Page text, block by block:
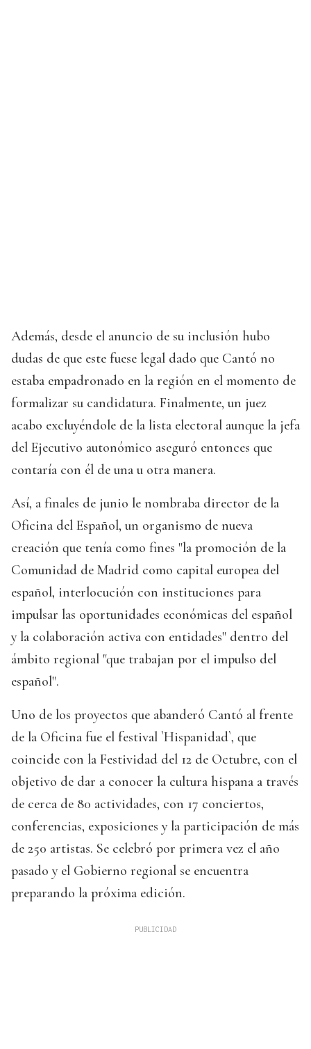
Además, desde el anuncio de su inclusión hubo
dudas de que este fuese legal dado que Cantó no
estaba empadronado en la región en el momento de
formalizar su candidatura. Finalmente, un juez
acabo excluyéndole de la lista electoral aunque la jefa
del Ejecutivo autonómico aseguró entonces que
contaría con él de una u otra manera.
Así, a finales de junio le nombraba director de la
Oficina del Español, un organismo de nueva
creación que tenía como fines "la promoción de la
Comunidad de Madrid como capital europea del
español, interlocución con instituciones para
impulsar las oportunidades económicas del español
y la colaboración activa con entidades" dentro del
ámbito regional "que trabajan por el impulso del
español".
Uno de los proyectos que abanderó Cantó al frente
de la Oficina fue el festival `Hispanidad`, que
coincide con la Festividad del 12 de Octubre, con el
objetivo de dar a conocer la cultura hispana a través
de cerca de 80 actividades, con 17 conciertos,
conferencias, exposiciones y la participación de más
de 250 artistas. Se celebró por primera vez el año
pasado y el Gobierno regional se encuentra
preparando la próxima edición.